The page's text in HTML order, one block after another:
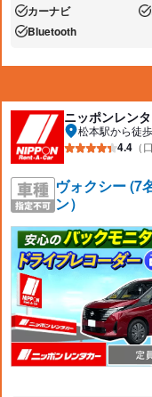
あり:カーナビ あ
あり:Bluetooth
ニッポンレン
松本駅から徒
4.4 （
ヴォクシー (7
ン）